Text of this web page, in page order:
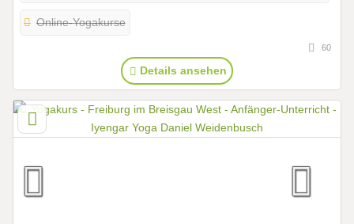
Online-Yogakurse
60
Details ansehen